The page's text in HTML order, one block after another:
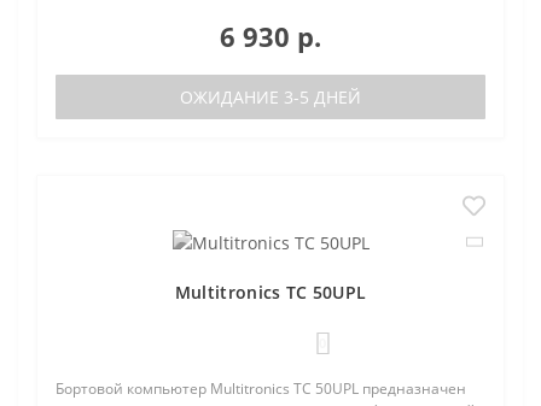
6 930 р.
ОЖИДАНИЕ 3-5 ДНЕЙ
Multitronics TC 50UPL
Бортовой компьютер Multitronics TC 50UPL предназначен